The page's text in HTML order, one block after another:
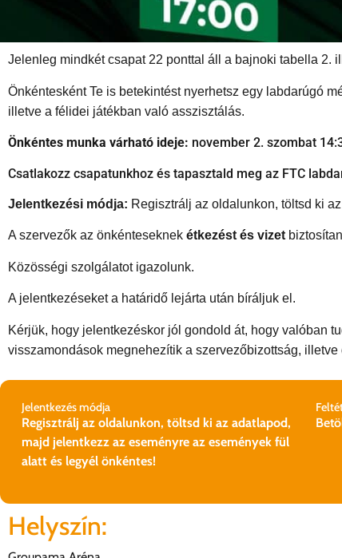
Jelenleg mindkét csapat 22 ponttal áll a bajnoki tabella 2.
Önkéntesként Te is betekintést nyerhetsz egy labdarúgó
illetve a félidei játékban való asszisztálás.
Önkéntes munka várható ideje: november 2. szombat
Csatlakozz csapatunkhoz és tapasztald meg az FTC
Jelentkezési módja: Regisztrálj az oldalunkon, töltsd ki
A szervezők az önkénteseknek étkezést és vizet
Közösségi szolgálatot igazolunk.
A jelentkezéseket a határidő lejárta után bíráljuk el.
Kérjük, hogy jelentkezéskor jól gondold át, hogy valóban
visszamondások megnehezítik a szervezőbizottság,
Jelentkezés módja
Regisztrálj az oldalunkon, töltsd ki az adatlapod,
majd jelentkezz az eseményre az események fül
alatt és legyél önkéntes!
Helyszín: